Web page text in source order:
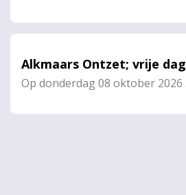
Alkmaars Ontzet; vrije dag
Op donderdag 08 oktober 2026